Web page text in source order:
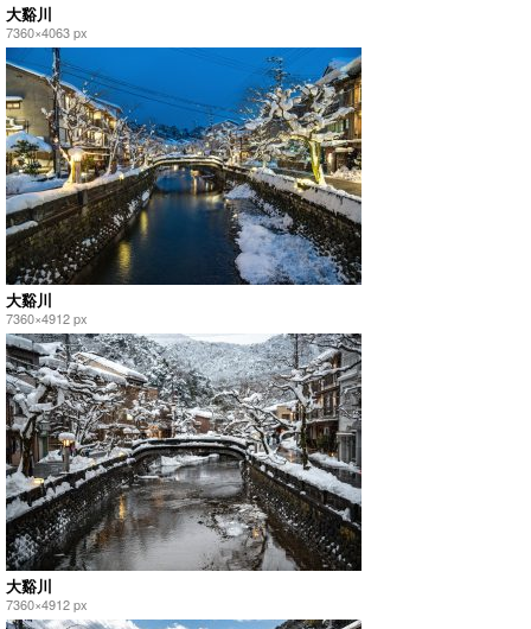
大谿川
7360×4063 px
大谿川
7360×4912 px
大谿川
7360×4912 px